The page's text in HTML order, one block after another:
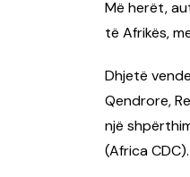
Më herët,
të Afrikës,
Dhjetë
Qendrore,
një
(Africa CDC).